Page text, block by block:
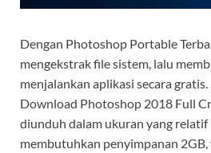
Dengan Photoshop Portable
mengekstrak file sistem, lalu
menjalankan aplikasi secara gratis.
Download Photoshop 2018 Full
diunduh dalam ukuran yang relatif
membutuhkan penyimpanan